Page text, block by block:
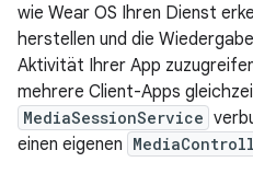
wie Wear OS Ihren Dienst
herstellen und die
Aktivität Ihrer App
mehrere Client-Apps
MediaSessionService
einen eigenen